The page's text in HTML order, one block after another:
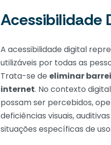
Acessibilidade
A acessibilidade digital
utilizáveis por todas as
Trata-se de eliminar
internet. No contexto
possam ser percebidos,
deficiências visuais,
situações específicas de uso.